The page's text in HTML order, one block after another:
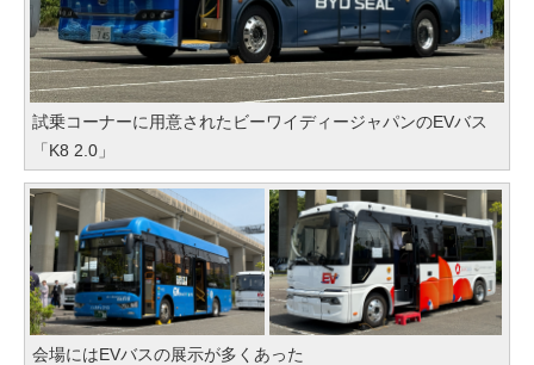
試乗コーナーに用意されたビーワイディージャパンのEVバス
「K8 2.0」
会場にはEVバスの展示が多くあった